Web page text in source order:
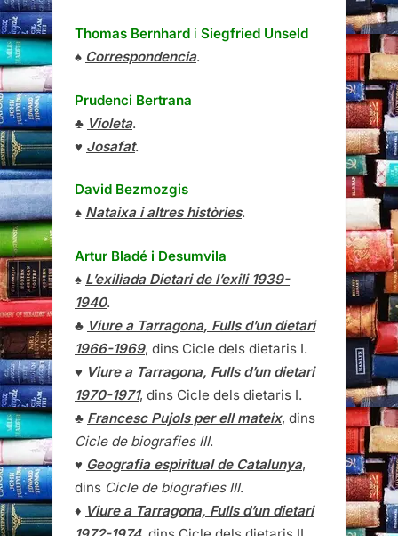
Thomas Bernhard i Siegfried Unseld
♠ Correspondencia.
Prudenci Bertrana
♣ Violeta.
♥ Josafat.
David Bezmozgis
♠ Nataixa i altres històries.
Artur Bladé i Desumvila
♠ L’exiliada Dietari de l’exili 1939-
1940.
♣ Viure a Tarragona, Fulls d’un dietari
1966-1969, dins Cicle dels dietaris I.
♥ Viure a Tarragona, Fulls d’un dietari
1970-1971, dins Cicle dels dietaris I.
♣ Francesc Pujols per ell mateix, dins
Cicle de biografies III.
♥ Geografia espiritual de Catalunya,
dins Cicle de biografies III.
♦ Viure a Tarragona, Fulls d’un dietari